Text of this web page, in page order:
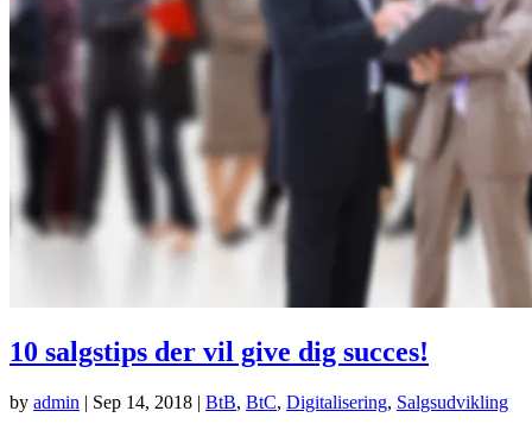
10 salgstips der vil give dig succes!
by admin | Sep 14, 2018 | BtB, BtC, Digitalisering, Salgsudvikling